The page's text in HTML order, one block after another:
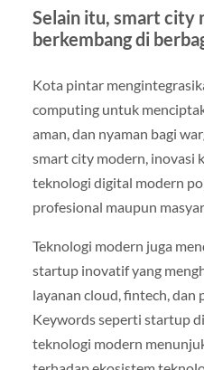
Selain itu, smart city
berkembang di
Kota pintar
computing untuk
aman, dan nyaman bagi
smart city modern, inovasi
teknologi digital modern
profesional maupun
Teknologi modern juga
startup inovatif yang
layanan cloud, fintech,
Keywords seperti startup
teknologi modern